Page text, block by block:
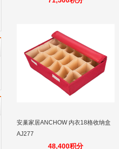
安巢家居ANCHOW 内衣18格收纳盒
AJ277
48,400积分